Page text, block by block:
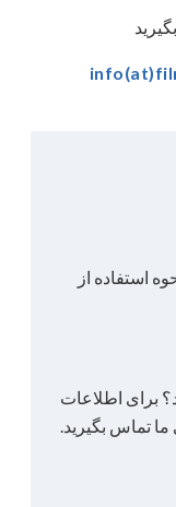
استفاده از
برای اطلاعات
ما تماس بگیرید.